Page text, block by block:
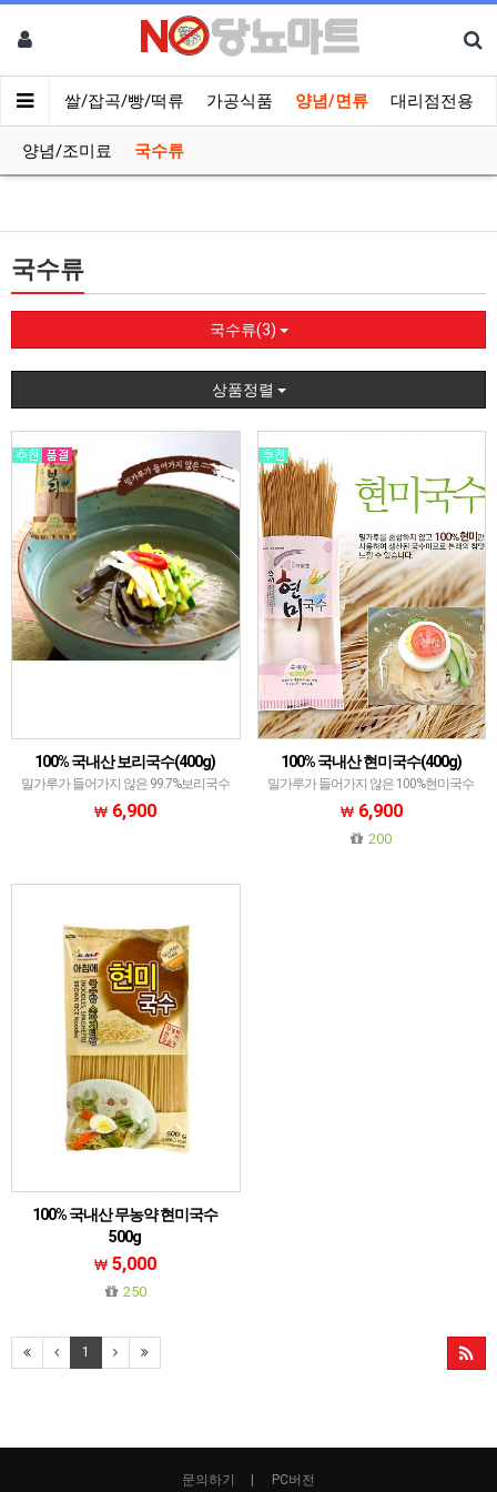
류 쌀/잡곡/빵/떡류 가공식품 양념/면류 대리점전용
양념/조미료 국수류
국수류
국수류(3)
상품정렬
100% 국내산 보리국수(400g)
밀가루가 들어가지 않은 99.7%보리국수
6,900
100% 국내산 현미국수(400g)
밀가루가 들어가지 않은 100%현미국수
6,900
200
100% 국내산 무농약 현미국수
500g
국내산 무농약 현미 100% 현미국수, 글루
5,000
250
1
문의하기 PC버전